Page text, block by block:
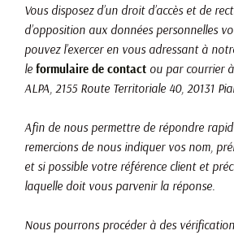
Vous disposez d’un droit d’accès et de
d’opposition aux données personnelles
pouvez l’exercer en vous adressant à
le formulaire de contact ou par courrier
ALPA, 2155 Route Territoriale 40, 20131
Afin de nous permettre de répondre
remercions de nous indiquer vos nom,
et si possible votre référence client et
laquelle doit vous parvenir la réponse.
Nous pourrons procéder à des